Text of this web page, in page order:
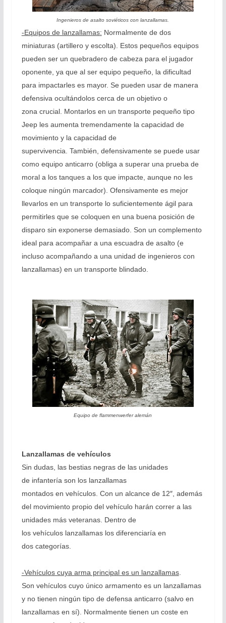
Ingenieros de asalto soviéticos con lanzallamas.
-Equipos de lanzallamas: Normalmente de dos
miniaturas (artillero y escolta). Estos pequeños equipos
pueden ser un quebradero de cabeza para el jugador
oponente, ya que al ser equipo pequeño, la dificultad
para impactarles es mayor. Se pueden usar de manera
defensiva ocultándolos cerca de un objetivo o
zona crucial. Montarlos en un transporte pequeño tipo
Jeep les aumenta tremendamente la capacidad de
movimiento y la capacidad de
supervivencia. También, defensivamente se puede usar
como equipo anticarro (obliga a superar una prueba de
moral a los tanques a los que impacte, aunque no les
coloque ningún marcador). Ofensivamente es mejor
llevarlos en un transporte lo suficientemente ágil para
permitirles que se coloquen en una buena posición de
disparo sin exponerse demasiado. Son un complemento
ideal para acompañar a una escuadra de asalto (e
incluso acompañando a una unidad de ingenieros con
lanzallamas) en un transporte blindado.
Equipo de flammenwerfer alemán
Lanzallamas de vehículos
Sin dudas, las bestias negras de las unidades
de infantería son los lanzallamas
montados en vehículos. Con un alcance de 12″, además
del movimiento propio del vehículo harán correr a las
unidades más veteranas. Dentro de
los vehículos lanzallamas los diferenciaría en
dos categorías.
-Vehículos cuya arma principal es un lanzallamas.
Son vehículos cuyo único armamento es un lanzallamas
y no tienen ningún tipo de defensa anticarro (salvo en
lanzallamas en sí). Normalmente tienen un coste en